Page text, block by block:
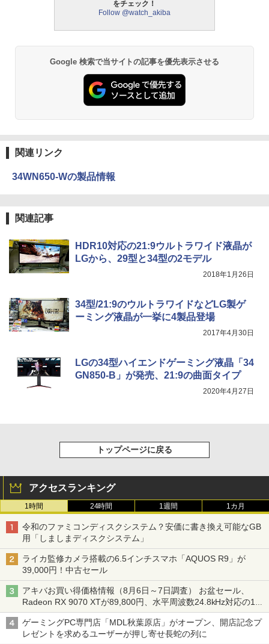
をチェック！
Follow @watch_akiba
Google 検索で当サイトの記事を優先表示させる
関連リンク
34WN650-Wの製品情報
関連記事
HDR10対応の21:9ウルトラワイド液晶が
LGから、29型と34型の2モデル
2018年1月26日
34型/21:9のウルトラワイドなどLG製ゲ
ーミング液晶が一挙に4製品登場
2017年4月30日
LGの34型ハイエンドゲーミング液晶「34
GN850-B」が発売、21:9の曲面タイプ
2020年4月27日
トップページに戻る
アクセスランキング
1時間 24時間 1週間 1カ月
令和のファミコンディスクシステム？安価に書き換え可能なGB
用「しましまディスクシステム」
ライカ監修カメラ搭載の6.5インチスマホ「AQUOS R9」が
39,000円！中古セール
アキバお買い得価格情報（8月6日～7日調査） お盆セール、
Radeon RX 9070 XTが89,800円、水平周波数24.8kHz対応の17
型モニターが9,801円、暑さ指数連動セール ほか
ゲーミングPC専門店「MDL秋葉原店」がオープン、開店記念プ
レゼントを求めるユーザーが押し寄せ長蛇の列に